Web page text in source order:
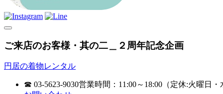
ご来店のお客様・其の二＿２周年記念企画
円居の着物レンタル
☎ 03-5623-9030営業時間：11:00～18:00（定休:火曜日・